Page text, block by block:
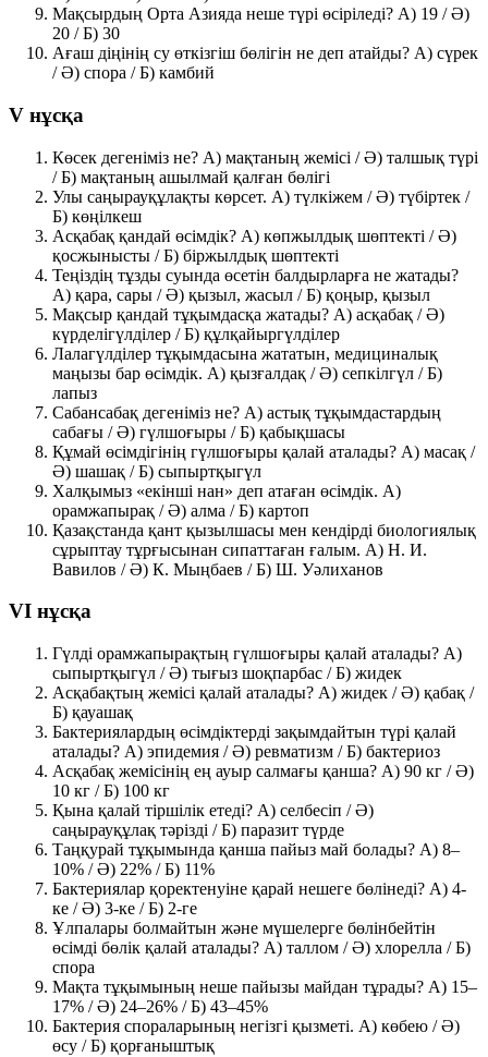
Мақсырдың Орта Азияда неше түрі өсіріледі? A) 19 /Ә)
20 / Б) 30
Ағаш діңінің су өткізгіш бөлігін не деп атайды? A) сүрек
/ Ә) спора / Б) камбий
V нұсқа
Көсек дегеніміз не? A) мақтаның жемісі / Ә) талшық түрі
/ Б) мақтаның ашылмай қалған бөлігі
Улы саңырауқұлақты көрсет. A) түлкіжем / Ә) түбіртек /
Б) көңілкеш
Асқабақ қандай өсімдік? A) көпжылдық шөптекті / Ә)
қосжынысты /Б) біржылдық шөптекті
Теңіздің тұзды суында өсетін балдырларға не жатады?
A) қара, сары / Ә) қызыл, жасыл /Б) қоңыр, қызыл
Мақсыр қандай тұқымдасқа жатады? A) асқабақ /Ә)
күрделігүлділер / Б) құлқайыргүлділер
Лалагүлділер тұқымдасына жататын, медициналық
маңызы бар өсімдік. A) қызғалдақ / Ә) сепкілгүл /Б)
лапыз
Сабансабақ дегеніміз не? A) астық тұқымдастардың
сабағы / Ә) гүлшоғыры / Б) қабықшасы
Құмай өсімдігінің гүлшоғыры қалай аталады? A) масақ /
Ә) шашақ /Б) сыпыртқыгүл
Халқымыз «екінші нан» деп атаған өсімдік. A)
орамжапырақ / Ә) алма /Б) картоп
Қазақстанда қант қызылшасы мен кендірді биологиялық
сұрыптау тұрғысынан сипаттаған ғалым. A) Н. И.
Вавилов /Ә) К. Мыңбаев / Б) Ш. Уәлиханов
VI нұсқа
Гүлді орамжапырақтың гүлшоғыры қалай аталады? A)
сыпыртқыгүл /Ә) тығыз шоқпарбас / Б) жидек
Асқабақтың жемісі қалай аталады? A) жидек /Ә) қабақ /
Б) қауашақ
Бактериялардың өсімдіктерді зақымдайтын түрі қалай
аталады? A) эпидемия / Ә) ревматизм /Б) бактериоз
Асқабақ жемісінің ең ауыр салмағы қанша? A) 90 кг / Ә)
10 кг /Б) 100 кг
Қына қалай тіршілік етеді? A) селбесіп / Ә)
саңырауқұлақ тәрізді / Б) паразит түрде
Таңқурай тұқымында қанша пайыз май болады? A) 8–
10% / Ә) 22% / Б) 11%
Бактериялар қоректенуіне қарай нешеге бөлінеді? A) 4-
ке / Ә) 3-ке /Б) 2-ге
Ұлпалары болмайтын және мүшелерге бөлінбейтін
өсімді бөлік қалай аталады? A) таллом / Ә) хлорелла / Б)
спора
Мақта тұқымының неше пайызы майдан тұрады? A) 15–
17% /Ә) 24–26% / Б) 43–45%
Бактерия спораларының негізгі қызметі. A) көбею / Ә)
өсу /Б) қорғаныштық